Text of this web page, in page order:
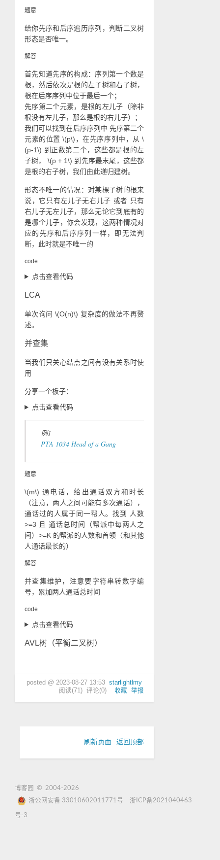
题意
给你先序和后序遍历序列，判断二叉树
形态是否唯一。
解答
首先知道先序的构成：序列第一个数是
根，然后依次是根的左子树和右子树，
根在后序序列中位于最后一个；
先序第二个元素，是根的左儿子（除非
根没有左儿子，那么是根的右儿子）；
我们可以找到在后序序列中 先序第二个
元素的位置\(p\) ，在先序序列中，从\
(p-1\) 到正数第二个，这些都是根的左
子树， \(p + 1\) 到先序最末尾，这些都
是根的右子树，我们由此递归建树。
形态不唯一的情况：对某棵子树的根来
说，它只有左儿子无右儿子 或者 只有
右儿子无左儿子，那么无论它到底有的
是哪个儿子，你会发现，这两种情况对
应的先序和后序序列一样，即无法判
断，此时就是不唯一的
code
点击查看代码
LCA
单次询问\(O(n)\) 复杂度的做法不再赘
述。
并查集
当我们只关心结点之间有没有关系时使
用
分享一个板子：
点击查看代码
例1
PTA 1034 Head of a Gang
题意
\(m\) 通电话，给出通话双方和时长
（注意，两人之间可能有多次通话），
通话过的人属于同一帮人。找到 人数
>=3 且 通话总时间（帮派中每两人之
间）>=K 的帮派的人数和首领（和其他
人通话最长的）
解答
并查集维护，注意要字符串转数字编
号，累加两人通话总时间
code
点击查看代码
AVL树（平衡二叉树）
posted @2023-08-27 13:53 starlightlmy
阅读( 71) 评论(0) 收藏 举报
刷新页面 返回顶部
博客园 © 2004-2026
浙公网安备 33010602011771号 浙ICP备2021040463
号-3